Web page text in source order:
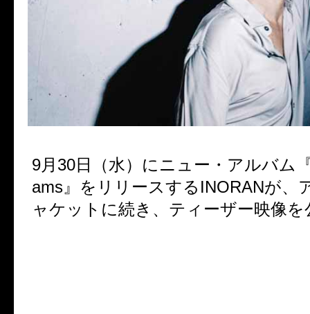
9月30日（水）にニュー・アルバム
ams』をリリースするINORANが、
ャケットに続き、ティーザー映像を